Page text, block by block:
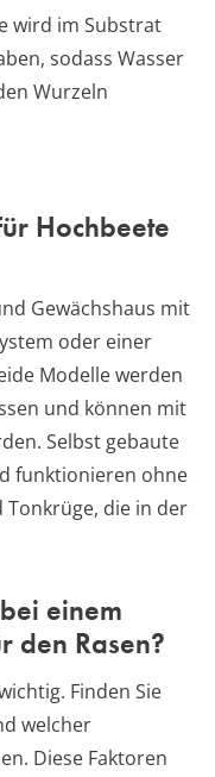
wird im Substrat
sodass Wasser
Wurzeln
Hochbeete
Gewächshaus mit
oder einer
Modelle werden
und können mit
Selbst gebaute
funktionieren ohne
Tonkrüge, die in der
einem
den Rasen?
Finden Sie
welcher
Diese Faktoren